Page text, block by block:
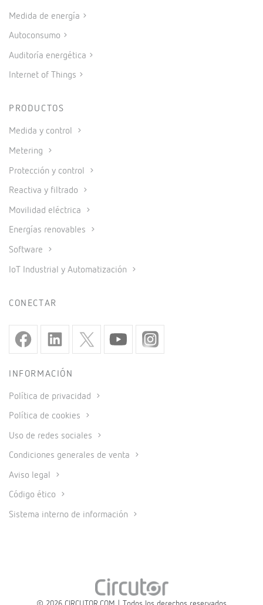
Medida de energía
Autoconsumo
Auditoría energética
Internet of Things
PRODUCTOS
Medida y control
Metering
Protección y control
Reactiva y filtrado
Movilidad eléctrica
Energías renovables
Software
IoT Industrial y Automatización
CONECTAR
INFORMACIÓN
Política de privacidad
Política de cookies
Uso de redes sociales
Condiciones generales de venta
Aviso legal
Código ético
Sistema interno de información